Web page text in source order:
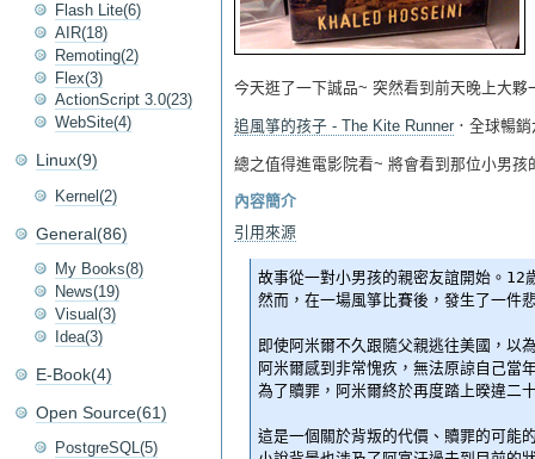
今天逛了一下誠品~ 突然看到前天晚上大夥
追風箏的孩子 - The Kite Runner ．全球暢
總之值得進電影院看~ 將會看到那位小男孩
內容簡介
引用來源
故事從一對小男孩的親密友誼開始。12
然而，在一場風箏比賽後，發生了一件
即使阿米爾不久跟隨父親逃往美國，以
阿米爾感到非常愧疚，無法原諒自己當
為了贖罪，阿米爾終於再度踏上暌違二
這是一個關於背叛的代價、贖罪的可能
Flash Lite(6)
AIR(18)
Remoting(2)
Flex(3)
ActionScript 3.0(23)
WebSite(4)
Linux(9)
Kernel(2)
General(86)
My Books(8)
News(19)
Visual(3)
Idea(3)
E-Book(4)
Open Source(61)
PostgreSQL(5)